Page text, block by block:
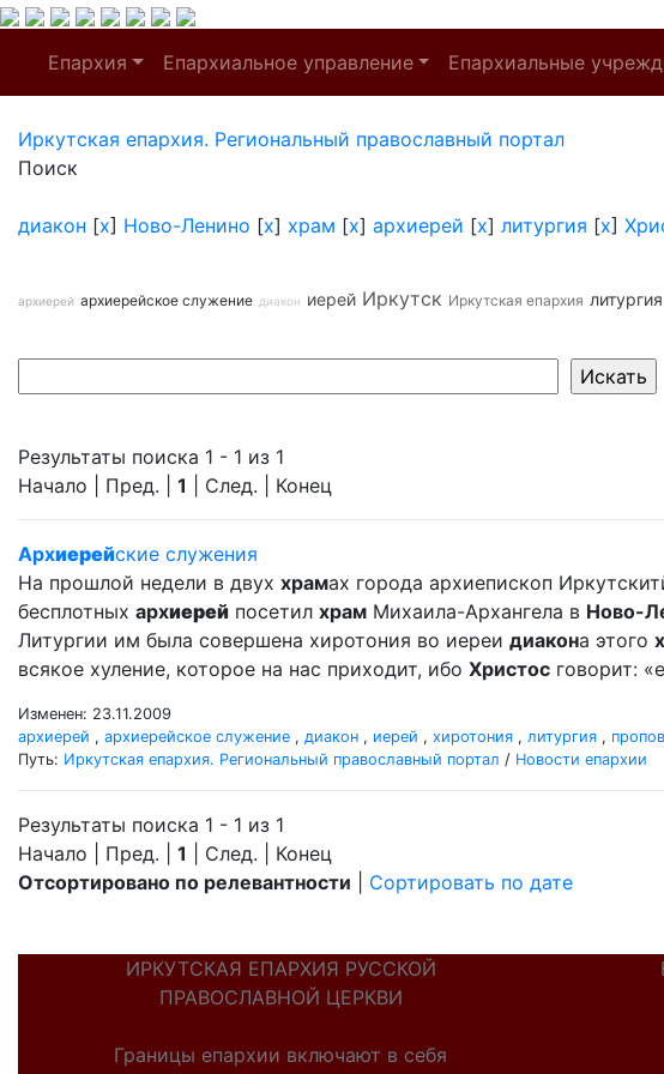
Епархия Епархиальное управление Епархиальные
Иркутская епархия. Региональный православный портал
Поиск
диакон [x] Ново-Ленино [x] храм [x] архиерей [x] литургия [x]
архиерей архиерейское служение диакон иерей Иркутск Иркутская епархия литургия
Результаты поиска 1 - 1 из 1
Начало | Пред. | 1 | След. | Конец
Архиерейские служения
На прошлой недели в двух храмах города архиепископ
бесплотных архиерей посетил храм Михаила-Архангела в Ново-
Литургии им была совершена хиротония во иереи диакона этого
всякое хуление, которое на нас приходит, ибо Христос говорит:
Изменен: 23.11.2009
архиерей , архиерейское служение , диакон , иерей , хиротония , литургия ,
Путь: Иркутская епархия. Региональный православный портал / Новости епархии
Результаты поиска 1 - 1 из 1
Начало | Пред. | 1 | След. | Конец
Отсортировано по релевантности
Сортировать по дате
ИРКУТСКАЯ ЕПАРХИЯ РУССКОЙ
ПРАВОСЛАВНОЙ ЦЕРКВИ
Границы епархии включают в себя